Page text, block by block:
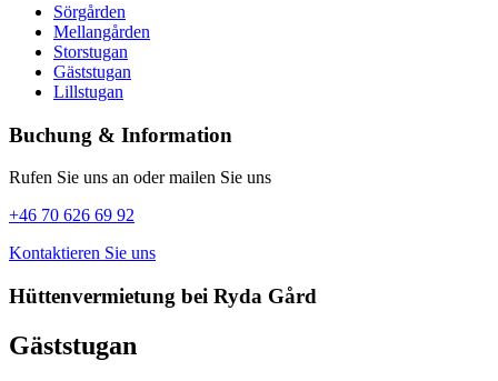
Sörgården
Mellangården
Storstugan
Gäststugan
Lillstugan
Buchung & Information
Rufen Sie uns an oder mailen Sie uns
+46 70 626 69 92
Kontaktieren Sie uns
Hüttenvermietung bei Ryda Gård
Gäststugan